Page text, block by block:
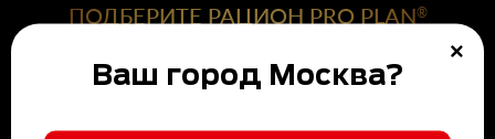
Ваш город Москва?
ПОДБЕРИТЕ РАЦИОН PRO PLAN®
ИНДИВИДУАЛЬНЫХ ПОТРЕБНОСТЕЙ